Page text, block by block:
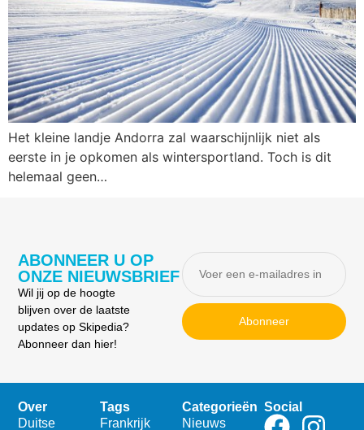
Het kleine landje Andorra zal waarschijnlijk niet als
eerste in je opkomen als wintersportland. Toch is dit
helemaal geen…
ABONNEER U OP
ONZE NIEUWSBRIEF
Wil jij op de hoogte
blijven over de laatste
updates op Skipedia?
Abonneer dan hier!
Abonneer
Over
Duitse
Tags
Frankrijk
Categorieën
Nieuws
Social